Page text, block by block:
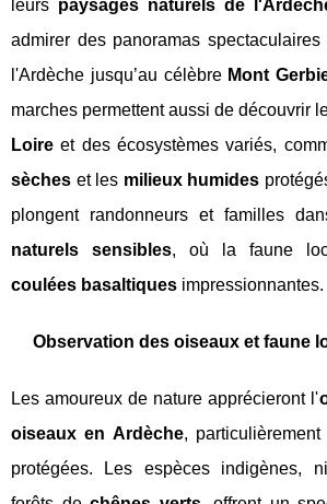
leurs paysages naturels de
admirer des panoramas
l'Ardèche jusqu’au célèbre Mont
marches permettent aussi de découvrir
Loire et des écosystèmes variés,
sèches et les milieux humides
plongent randonneurs et familles
naturels sensibles, où la faune
coulées basaltiques impressionnantes.
Observation des oiseaux et faune
Les amoureux de nature apprécieront l'
oiseaux en Ardèche,
protégées. Les espèces indigènes,